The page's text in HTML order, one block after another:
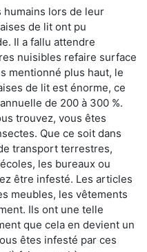
humains lors de leur
de lit ont pu
Il a fallu attendre
nuisibles refaire surface
mentionné plus haut, le
de lit est énorme, ce
de 200 à 300 %.
trouvez, vous êtes
Que ce soit dans
transport terrestres,
les bureaux ou
être infesté. Les articles
meubles, les vêtements
Ils ont une telle
que cela en devient un
êtes infesté par ces